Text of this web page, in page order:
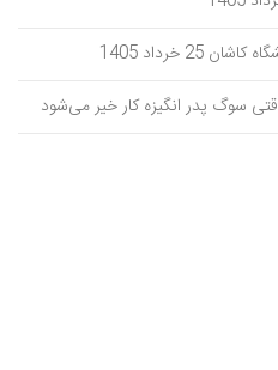
خرداد 1405
سوگ پدر انگیزه کار خیر می‌شود